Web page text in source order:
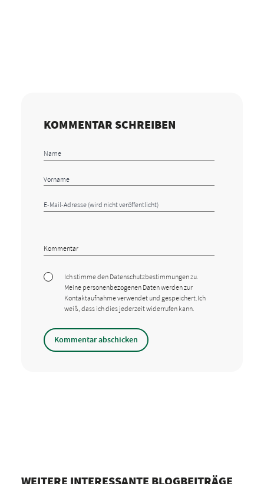
KOMMENTAR SCHREIBEN
Ich stimme den Datenschutzbestimmungen zu.
Meine personenbezogenen Daten werden zur
Kontaktaufnahme verwendet und gespeichert.Ich
weiß, dass ich dies jederzeit widerrufen kann.
Alternative: